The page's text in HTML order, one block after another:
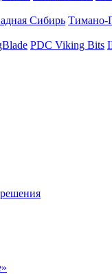
Сибирь Тимано-
PDC Viking Bits